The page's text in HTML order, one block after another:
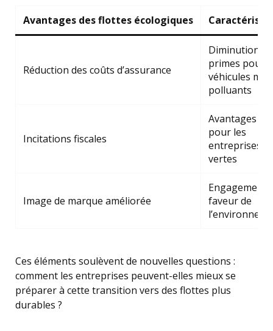
Avantages des flottes écologiques
Réduction des coûts d’assurance
Diminution
primes pour
véhicules
polluants
Incitations fiscales
Avantages
pour les
entreprises
vertes
Image de marque améliorée
Engagement
faveur de
Ces éléments soulèvent de nouvelles questions :
comment les entreprises peuvent-elles mieux se
préparer à cette transition vers des flottes plus
durables ?